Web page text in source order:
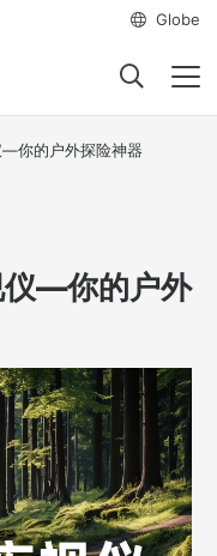
Globe
你的户外探险神器
—你的户外